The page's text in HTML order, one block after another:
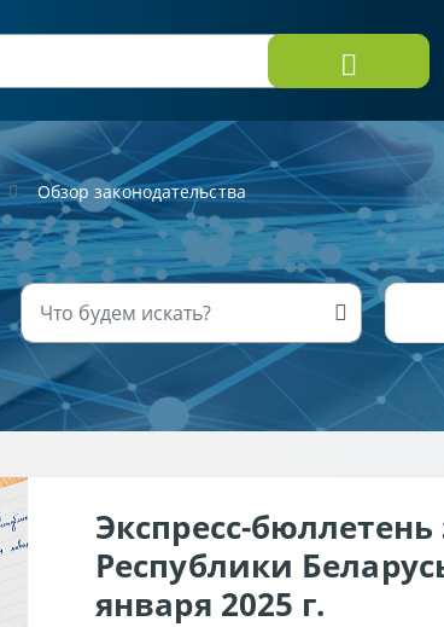
Обзор законодательства
Экспресс-
Республики
января 2025 г.